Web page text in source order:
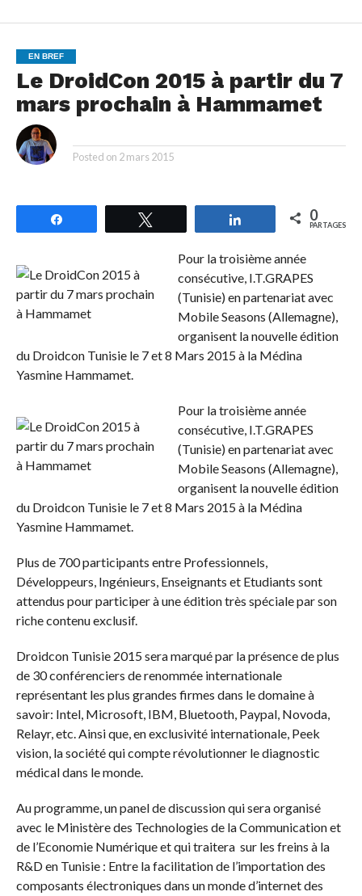
EN BREF
Le DroidCon 2015 à partir du 7
mars prochain à Hammamet
Posted on 2 mars 2015
Partagez 0
PARTAGES
Pour la troisième année
consécutive, I.T.GRAPES
(Tunisie) en partenariat avec
Mobile Seasons (Allemagne),
organisent la nouvelle édition
du Droidcon Tunisie le 7 et 8 Mars 2015 à la Médina
Yasmine Hammamet.
Pour la troisième année
consécutive, I.T.GRAPES
(Tunisie) en partenariat avec
Mobile Seasons (Allemagne),
organisent la nouvelle édition
du Droidcon Tunisie le 7 et 8 Mars 2015 à la Médina
Yasmine Hammamet.
Plus de 700 participants entre Professionnels,
Développeurs, Ingénieurs, Enseignants et Etudiants sont
attendus pour participer à une édition très spéciale par son
riche contenu exclusif.
Droidcon Tunisie 2015 sera marqué par la présence de plus
de 30 conférenciers de renommée internationale
représentant les plus grandes firmes dans le domaine à
savoir: Intel, Microsoft, IBM, Bluetooth, Paypal, Novoda,
Relayr, etc. Ainsi que, en exclusivité internationale, Peek
vision, la société qui compte révolutionner le diagnostic
médical dans le monde.
Au programme, un panel de discussion qui sera organisé
avec le Ministère des Technologies de la Communication et
de l’Economie Numérique et qui traitera sur les freins à la
R&D en Tunisie : Entre la facilitation de l’importation des
composants électroniques dans un monde d’internet des